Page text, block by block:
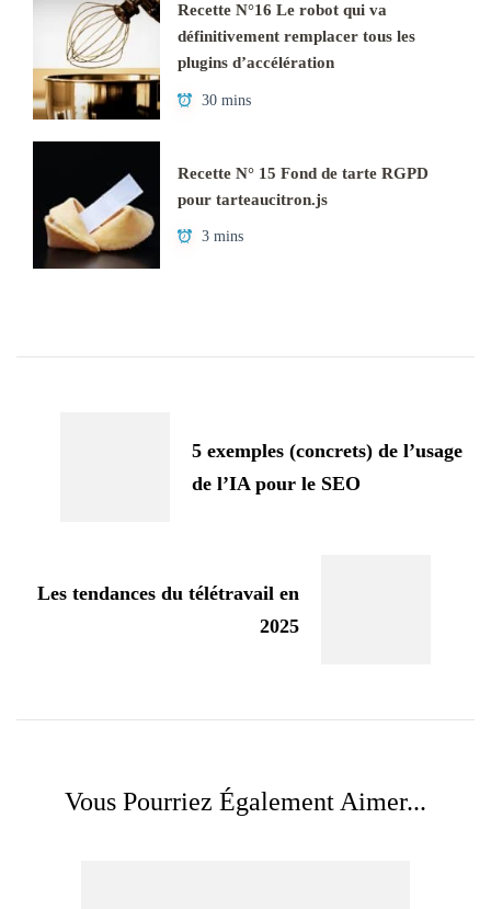
Recette N°16 Le robot qui va
définitivement remplacer tous les
plugins d’accélération
30 mins
Recette N° 15 Fond de tarte RGPD
pour tarteaucitron.js
3 mins
5 exemples (concrets) de l’usage
de l’IA pour le SEO
Les tendances du télétravail en
2025
Vous Pourriez Également Aimer...